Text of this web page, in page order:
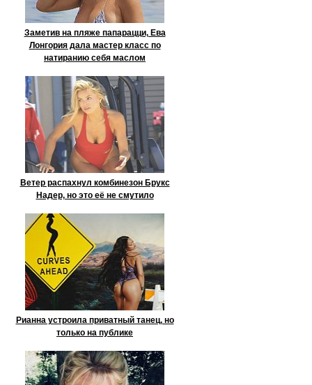
Заметив на пляже папарацци, Ева
Лонгория дала мастер класс по
натиранию себя маслом
Ветер распахнул комбинезон Брукс
Надер, но это её не смутило
Рианна устроила приватный танец, но
только на публике